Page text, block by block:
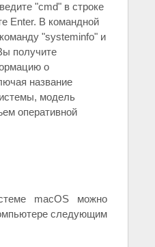
"cmd" в строке
Enter. В командной
"systeminfo" и
получите
о
название
модель
оперативной
macOS можно
следующим